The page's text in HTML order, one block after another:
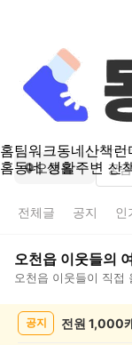
홈팀워크동네산책런
홈동네 생활주변 산
오천읍
전체글 공지 인
오천읍 이웃들의
오천읍 이웃들이 직접
공지 전원 1,000